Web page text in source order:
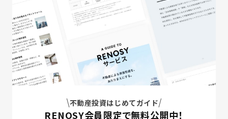
不動産投資はじめてガイド
RENOSY会員限定で無料公開中！